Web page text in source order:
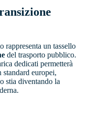
un tassello
del trasporto pubblico.
dedicati permetterà
europei,
stia diventando la